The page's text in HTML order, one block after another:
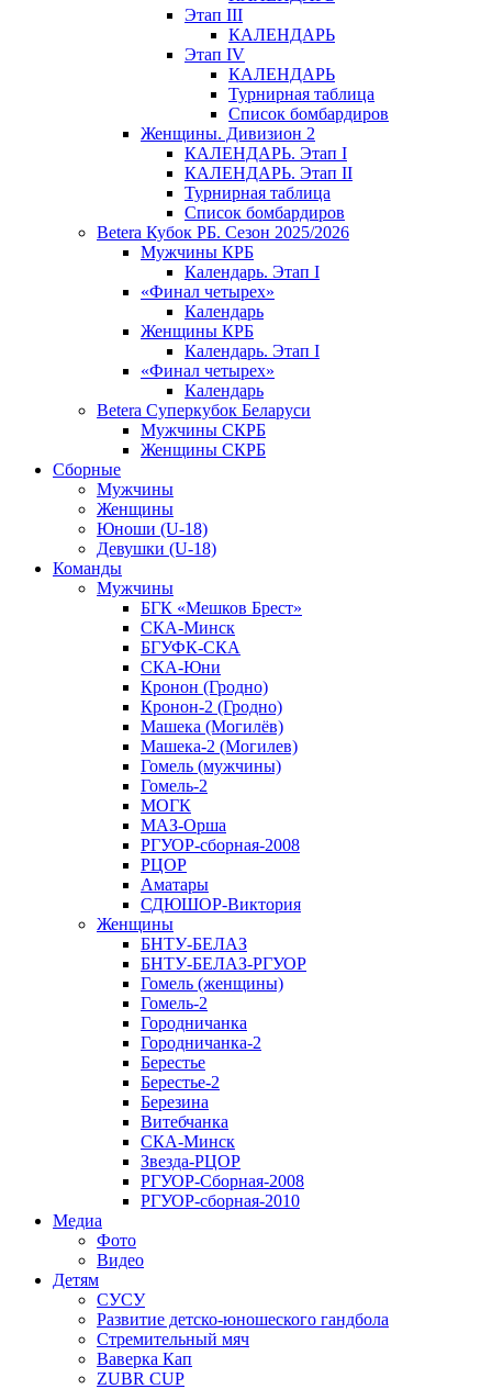
Этап III
КАЛЕНДАРЬ
Этап IV
КАЛЕНДАРЬ
Турнирная таблица
Список бомбардиров
Женщины. Дивизион 2
КАЛЕНДАРЬ. Этап I
КАЛЕНДАРЬ. Этап II
Турнирная таблица
Список бомбардиров
Betera Кубок РБ. Сезон 2025/2026
Мужчины КРБ
Календарь. Этап I
«Финал четырех»
Календарь
Женщины КРБ
Календарь. Этап I
«Финал четырех»
Календарь
Betera Суперкубок Беларуси
Мужчины СКРБ
Женщины СКРБ
Сборные
Мужчины
Женщины
Юноши (U-18)
Девушки (U-18)
Команды
Мужчины
БГК «Мешков Брест»
СКА-Минск
БГУФК-СКА
СКА-Юни
Кронон (Гродно)
Кронон-2 (Гродно)
Машека (Могилёв)
Машека-2 (Могилев)
Гомель (мужчины)
Гомель-2
МОГК
МАЗ-Орша
РГУОР-сборная-2008
РЦОР
Аматары
СДЮШОР-Виктория
Женщины
БНТУ-БЕЛАЗ
БНТУ-БЕЛАЗ-РГУОР
Гомель (женщины)
Гомель-2
Городничанка
Городничанка-2
Берестье
Берестье-2
Березина
Витебчанка
СКА-Минск
Звезда-РЦОР
РГУОР-Сборная-2008
РГУОР-сборная-2010
Медиа
Фото
Видео
Детям
СУСУ
Развитие детско-юношеского гандбола
Стремительный мяч
Ваверка Кап
ZUBR CUP